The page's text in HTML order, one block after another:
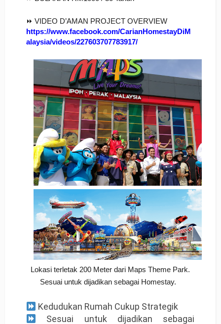
⏩ VIDEO D’AMAN PROJECT OVERVIEW
https://www.facebook.com/CarianHomestayDiM
alaysia/videos/227603707783917/
Lokasi terletak 200 Meter dari Maps Theme Park.
Sesuai untuk dijadikan sebagai Homestay.
Kedudukan Rumah Cukup Strategik
Sesuai untuk dijadikan sebagai